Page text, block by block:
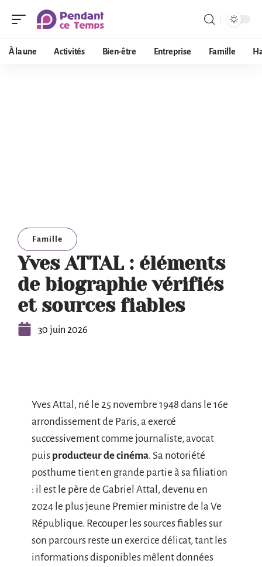
À la une Activités Bien-être Entreprise Famille
Famille
Yves ATTAL : éléments
de biographie vérifiés
et sources fiables
30 juin 2026
Yves Attal, né le 25 novembre 1948 dans le 16e
arrondissement de Paris, a exercé
successivement comme journaliste, avocat
puis producteur de cinéma. Sa notoriété
posthume tient en grande partie à sa filiation
: il est le père de Gabriel Attal, devenu en
2024 le plus jeune Premier ministre de la Ve
République. Recouper les sources fiables sur
son parcours reste un exercice délicat, tant les
informations disponibles mêlent données